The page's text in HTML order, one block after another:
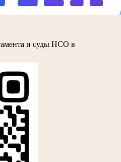
и суды НСО в